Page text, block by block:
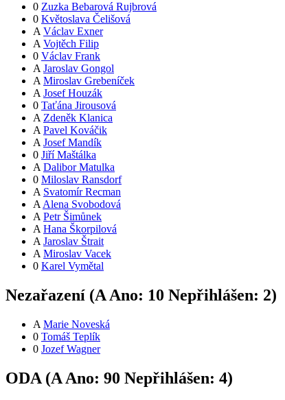
0 Zuzka Bebarová Rujbrová
0 Květoslava Čelišová
A Václav Exner
A Vojtěch Filip
0 Václav Frank
A Jaroslav Gongol
A Miroslav Grebeníček
A Josef Houzák
0 Taťána Jirousová
A Zdeněk Klanica
A Pavel Kováčik
A Josef Mandík
0 Jiří Maštálka
A Dalibor Matulka
0 Miloslav Ransdorf
A Svatomír Recman
A Alena Svobodová
A Petr Šimůnek
A Hana Škorpilová
A Jaroslav Štrait
A Miroslav Vacek
0 Karel Vymětal
Nezařazení (A Ano: 10 Nepřihlášen: 2)
A Marie Noveská
0 Tomáš Teplík
0 Jozef Wagner
ODA (A Ano: 90 Nepřihlášen: 4)